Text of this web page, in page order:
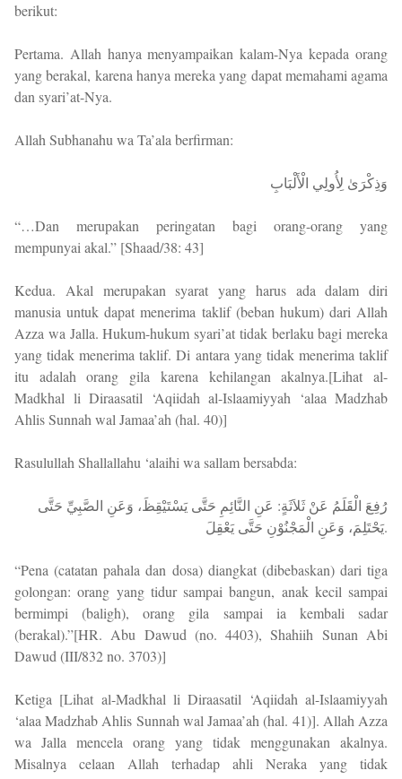
berikut:
Pertama. Allah hanya menyampaikan kalam-Nya kepada orang
yang berakal, karena hanya mereka yang dapat memahami agama
dan syari’at-Nya.
Allah Subhanahu wa Ta’ala berfirman:
وَذِكْرَىٰ لِأُولِي الْأَلْبَابِ
“…Dan merupakan peringatan bagi orang-orang yang
mempunyai akal.” [Shaad/38: 43]
Kedua. Akal merupakan syarat yang harus ada dalam diri
manusia untuk dapat menerima taklif (beban hukum) dari Allah
Azza wa Jalla. Hukum-hukum syari’at tidak berlaku bagi mereka
yang tidak menerima taklif. Di antara yang tidak menerima taklif
itu adalah orang gila karena kehilangan akalnya.[Lihat al-
Madkhal li Diraasatil ‘Aqiidah al-Islaamiyyah ‘alaa Madzhab
Ahlis Sunnah wal Jamaa’ah (hal. 40)]
Rasulullah Shallallahu ‘alaihi wa sallam bersabda:
رُفِعَ الْقَلَمُ عَنْ ثَلاَثَةٍ: عَنِ النَّائِمِ حَتَّى يَسْتَيْقِظَ، وَعَنِ الصَّبِيِّ حَتَّى
يَحْتَلِمَ، وَعَنِ الْمَجْنُوْنِ حَتَّى يَعْقِلَ.
“Pena (catatan pahala dan dosa) diangkat (dibebaskan) dari tiga
golongan: orang yang tidur sampai bangun, anak kecil sampai
bermimpi (baligh), orang gila sampai ia kembali sadar
(berakal).”[HR. Abu Dawud (no. 4403), Shahiih Sunan Abi
Dawud (III/832 no. 3703)]
Ketiga [Lihat al-Madkhal li Diraasatil ‘Aqiidah al-Islaamiyyah
‘alaa Madzhab Ahlis Sunnah wal Jamaa’ah (hal. 41)]. Allah Azza
wa Jalla mencela orang yang tidak menggunakan akalnya.
Misalnya celaan Allah terhadap ahli Neraka yang tidak